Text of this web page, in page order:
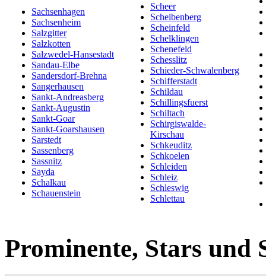
Sachsenhagen
Sachsenheim
Salzgitter
Salzkotten
Salzwedel-Hansestadt
Sandau-Elbe
Sandersdorf-Brehna
Sangerhausen
Sankt-Andreasberg
Sankt-Augustin
Sankt-Goar
Sankt-Goarshausen
Sarstedt
Sassenberg
Sassnitz
Sayda
Schalkau
Schauenstein
Scheer
Scheibenberg
Scheinfeld
Schelklingen
Schenefeld
Schesslitz
Schieder-Schwalenberg
Schifferstadt
Schildau
Schillingsfuerst
Schiltach
Schirgiswalde-
Kirschau
Schkeuditz
Schkoelen
Schleiden
Schleiz
Schleswig
Schlettau
Prominente, Stars und